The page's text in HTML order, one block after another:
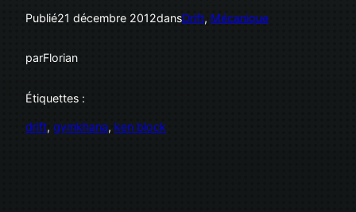
Publié21 décembre 2012dansDrift, Mécanique
parFlorian
Étiquettes :
drift, gymkhana, ken block